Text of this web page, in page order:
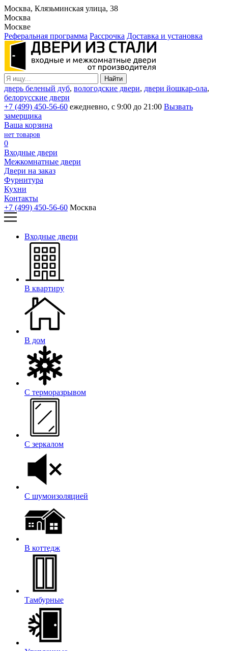
Москва, Клязьминская улица, 38
Москва
Москве
Реферальная программа Рассрочка Доставка и установка
дверь беленый дуб, вологодские двери, двери йошкар-ола,
белорусские двери
+7 (499) 450-56-60 ежедневно, с 9:00 до 21:00 Вызвать
замерщика
Ваша корзина
нет товаров
0
Входные двери
Межкомнатные двери
Двери на заказ
Фурнитура
Кухни
Контакты
+7 (499) 450-56-60 Москва
Входные двери
В квартиру
В дом
С терморазрывом
С зеркалом
С шумоизоляцией
В коттедж
Тамбурные